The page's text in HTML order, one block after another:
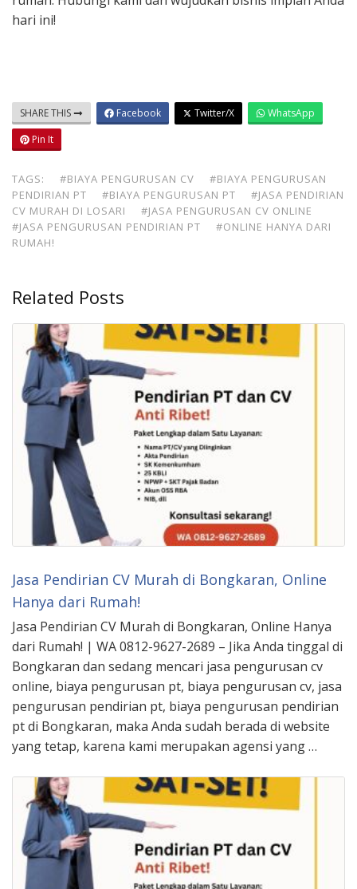
hari ini!
SHARE THIS Facebook Twitter/X
WhatsApp
Pin It
TAGS: #BIAYA PENGURUSAN CV
#BIAYA PENGURUSAN
PENDIRIAN PT
#BIAYA PENGURUSAN PT
#JASA PENDIRIAN
CV MURAH DI LOSARI
#JASA PENGURUSAN CV ONLINE
#JASA PENGURUSAN PENDIRIAN PT
#ONLINE HANYA DARI
RUMAH!
Related Posts
Jasa Pendirian CV Murah di Bongkaran, Online
Hanya dari Rumah!
Jasa Pendirian CV Murah di Bongkaran, Online Hanya
dari Rumah! | WA 0812-9627-2689 – Jika Anda tinggal di
Bongkaran dan sedang mencari jasa pengurusan cv
online, biaya pengurusan pt, biaya pengurusan cv, jasa
pengurusan pendirian pt, biaya pengurusan pendirian
pt di Bongkaran, maka Anda sudah berada di website
yang tetap, karena kami merupakan agensi yang …